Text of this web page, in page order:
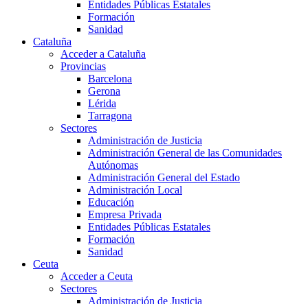
Entidades Públicas Estatales
Formación
Sanidad
Cataluña
Acceder a Cataluña
Provincias
Barcelona
Gerona
Lérida
Tarragona
Sectores
Administración de Justicia
Administración General de las Comunidades
Autónomas
Administración General del Estado
Administración Local
Educación
Empresa Privada
Entidades Públicas Estatales
Formación
Sanidad
Ceuta
Acceder a Ceuta
Sectores
Administración de Justicia